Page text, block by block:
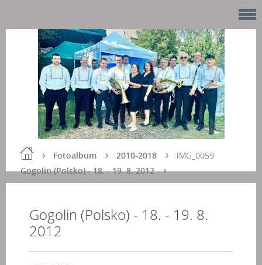
Fotoalbum
2010-2018
Gogolin (Polsko) - 18. - 19. 8. 2012
IMG_0059
Gogolin (Polsko) - 18. - 19. 8.
2012